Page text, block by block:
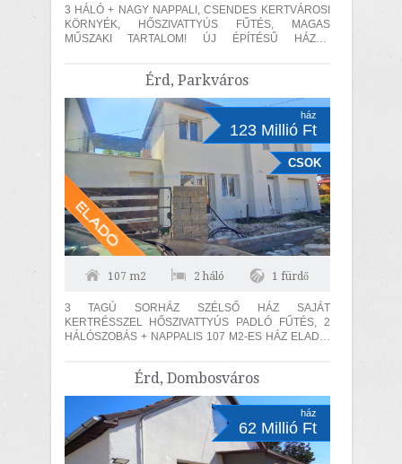
3 HÁLÓ + NAGY NAPPALI, CSENDES KERTVÁROSI
KÖRNYÉK, HŐSZIVATTYÚS FŰTÉS, MAGAS
MŰSZAKI TARTALOM! ÚJ ÉPÍTÉSŰ HÁZAK
közelében,...
Érd, Parkváros
ház
123 Millió Ft
CSOK
107 m2 2 háló 1 fürdő
3 TAGÚ SORHÁZ SZÉLSŐ HÁZ SAJÁT
KERTRÉSSZEL HŐSZIVATTYÚS PADLÓ FŰTÉS, 2
HÁLÓSZOBÁS + NAPPALIS 107 M2-ES HÁZ ELADÓ.
15...
Érd, Dombosváros
ház
62 Millió Ft